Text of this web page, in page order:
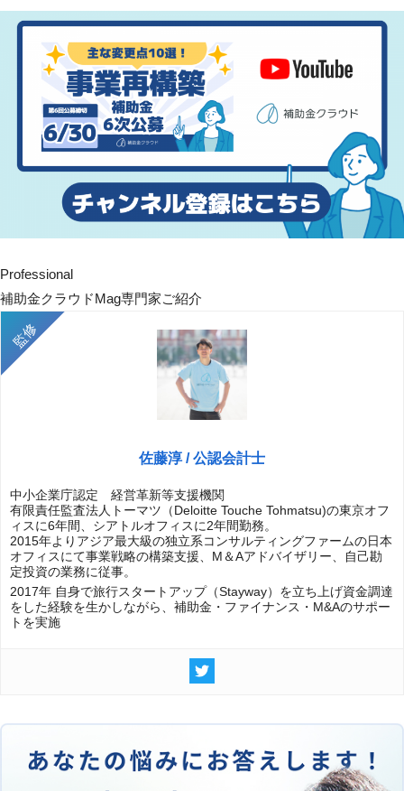
Professional
補助金クラウドMag専門家ご紹介
佐藤淳 / 公認会計士
中小企業庁認定 経営革新等支援機関
有限責任監査法人トーマツ（Deloitte Touche Tohmatsu)の東京オフ
ィスに6年間、シアトルオフィスに2年間勤務。
2015年よりアジア最大級の独立系コンサルティングファームの日本
オフィスにて事業戦略の構築支援、M＆Aアドバイザリー、自己勘
定投資の業務に従事。
2017年 自身で旅行スタートアップ（Stayway）を立ち上げ資金調達
をした経験を生かしながら、補助金・ファイナンス・M&Aのサポー
トを実施